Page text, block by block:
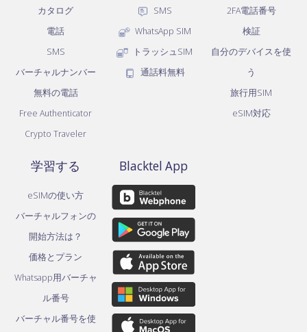
カタログ
電話
SMS
バーチャルナンバー
無料の電話
Free Authenticator
Crypto Traveler
SMS
WhatsApp SIM
トラッシュSIM
通話料無料
2FA電話番号
検証
自分のデバイスを使
う
旅行用SIM
eSIM対応
学習する
eSIMの使い方
バーチャルフォンの
開始方法は？
価格とプラン
Whatsapp用バーチャ
ル番号
バーチャル番号を使
Blacktel App